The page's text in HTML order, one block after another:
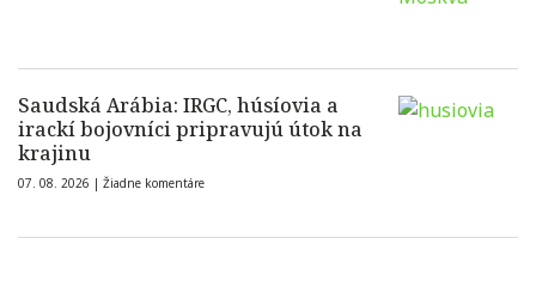
Saudská Arábia: IRGC, húsíovia a
irackí bojovníci pripravujú útok na
krajinu
07. 08. 2026 | Žiadne komentáre